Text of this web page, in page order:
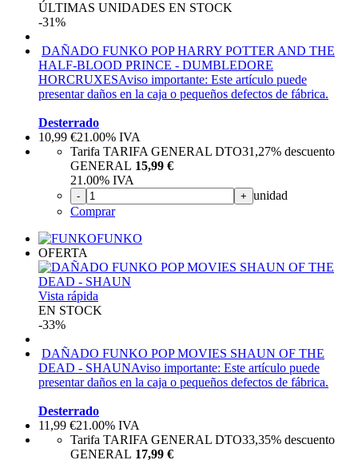
ÚLTIMAS UNIDADES EN STOCK
-31%
DAÑADO FUNKO POP HARRY POTTER AND THE
HALF-BLOOD PRINCE - DUMBLEDORE
HORCRUXESAviso importante: Este artículo puede
presentar daños en la caja o pequeños defectos de fábrica.
Desterrado
10,99 €21.00% IVA
Tarifa TARIFA GENERAL DTO31,27% descuento
GENERAL 15,99 €
21.00% IVA
- + unidad
Comprar
FUNKO
OFERTA
Vista rápida
EN STOCK
-33%
DAÑADO FUNKO POP MOVIES SHAUN OF THE
DEAD - SHAUNAviso importante: Este artículo puede
presentar daños en la caja o pequeños defectos de fábrica.
Desterrado
11,99 €21.00% IVA
Tarifa TARIFA GENERAL DTO33,35% descuento
GENERAL 17,99 €